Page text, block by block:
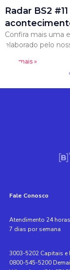
Radar BS2
Confira mais uma
elaborado pelo
Leia mais »
Fale Conosco
Atendimento 24
7 dias por semana
3003-5202 Capitais
0800-545-5200